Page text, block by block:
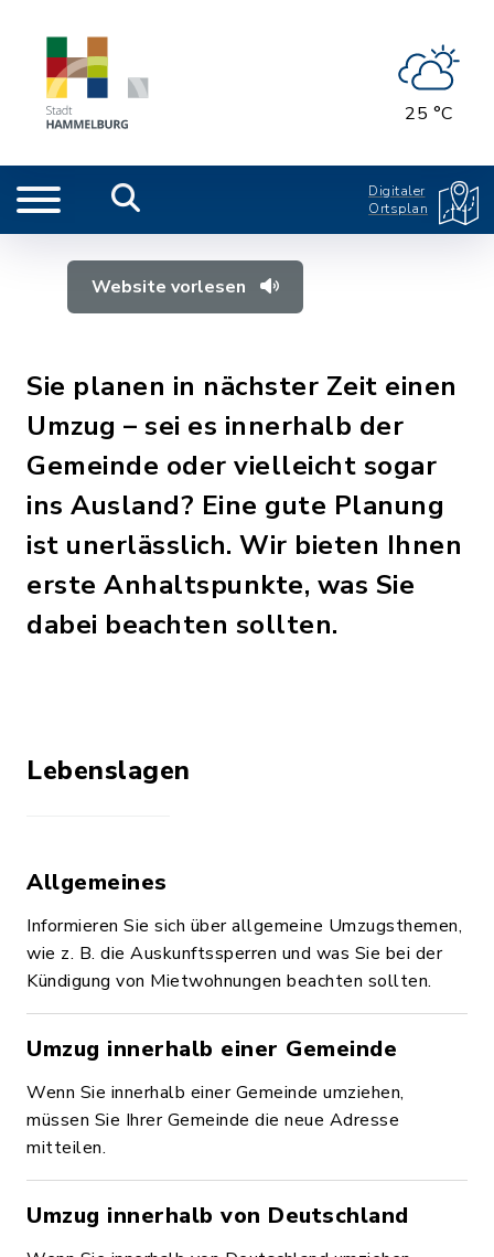
25 °C
Digitaler
Ortsplan
Website vorlesen
Sie planen in nächster Zeit einen
Umzug – sei es innerhalb der
Gemeinde oder vielleicht sogar
ins Ausland? Eine gute Planung
ist unerlässlich. Wir bieten Ihnen
erste Anhaltspunkte, was Sie
dabei beachten sollten.
Lebenslagen
Allgemeines
Informieren Sie sich über allgemeine Umzugsthemen,
wie z. B. die Auskunftssperren und was Sie bei der
Kündigung von Mietwohnungen beachten sollten.
Umzug innerhalb einer Gemeinde
Wenn Sie innerhalb einer Gemeinde umziehen,
müssen Sie Ihrer Gemeinde die neue Adresse
mitteilen.
Umzug innerhalb von Deutschland